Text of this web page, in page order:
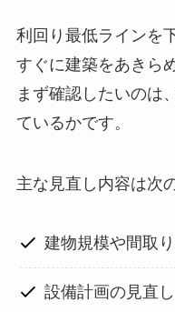
利回り最低ラインを
すぐに建築をあきら
まず確認したいのは
ているかです。
主な見直し内容は次
建物規模や間取
設備計画の見直し